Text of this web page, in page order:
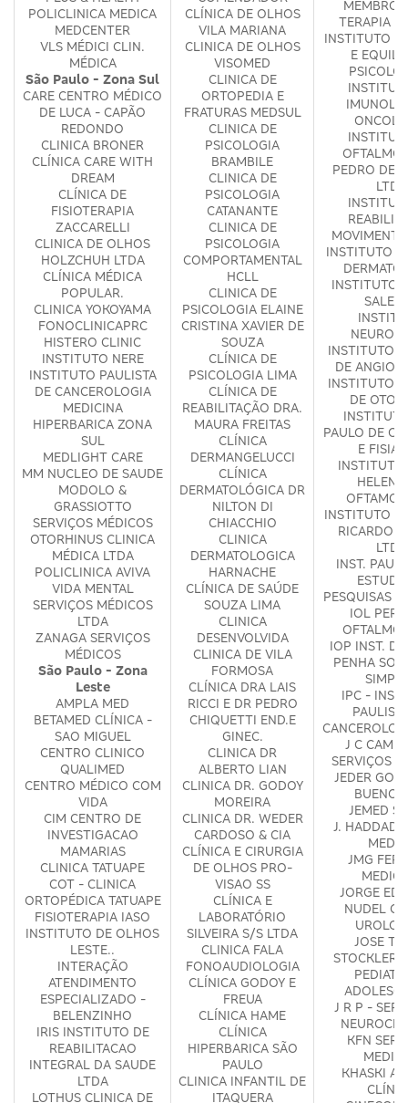
POLICLINICA MEDICA
MEDCENTER
VLS MÉDICI CLIN.
MÉDICA
São Paulo - Zona Sul
CARE CENTRO MÉDICO
DE LUCA - CAPÃO
REDONDO
CLINICA BRONER
CLÍNICA CARE WITH
DREAM
CLÍNICA DE
FISIOTERAPIA
ZACCARELLI
CLINICA DE OLHOS
HOLZCHUH LTDA
CLÍNICA MÉDICA
POPULAR.
CLINICA YOKOYAMA
FONOCLINICAPRC
HISTERO CLINIC
INSTITUTO NERE
INSTITUTO PAULISTA
DE CANCEROLOGIA
MEDICINA
HIPERBARICA ZONA
SUL
MEDLIGHT CARE
MM NUCLEO DE SAUDE
MODOLO &
GRASSIOTTO
SERVIÇOS MÉDICOS
OTORHINUS CLINICA
MÉDICA LTDA
POLICLINICA AVIVA
VIDA MENTAL
SERVIÇOS MÉDICOS
LTDA
ZANAGA SERVIÇOS
MÉDICOS
São Paulo - Zona
Leste
AMPLA MED
BETAMED CLÍNICA -
SAO MIGUEL
CENTRO CLINICO
QUALIMED
CENTRO MÉDICO COM
VIDA
CIM CENTRO DE
INVESTIGACAO
MAMARIAS
CLINICA TATUAPE
COT - CLINICA
ORTOPÉDICA TATUAPE
FISIOTERAPIA IASO
INSTITUTO DE OLHOS
LESTE..
INTERAÇÃO
ATENDIMENTO
ESPECIALIZADO -
BELENZINHO
IRIS INSTITUTO DE
REABILITACAO
INTEGRAL DA SAUDE
LTDA
LOTHUS CLINICA DE
CLÍNICA DE OLHOS
VILA MARIANA
CLINICA DE OLHOS
VISOMED
CLINICA DE
ORTOPEDIA E
FRATURAS MEDSUL
CLINICA DE
PSICOLOGIA
BRAMBILE
CLINICA DE
PSICOLOGIA
CATANANTE
CLINICA DE
PSICOLOGIA
COMPORTAMENTAL
HCLL
CLINICA DE
PSICOLOGIA ELAINE
CRISTINA XAVIER DE
SOUZA
CLÍNICA DE
PSICOLOGIA LIMA
CLÍNICA DE
REABILITAÇÃO DRA.
MAURA FREITAS
CLÍNICA
DERMANGELUCCI
CLÍNICA
DERMATOLÓGICA DR
NILTON DI
CHIACCHIO
CLINICA
DERMATOLOGICA
HARNACHE
CLÍNICA DE SAÚDE
SOUZA LIMA
CLINICA
DESENVOLVIDA
CLINICA DE VILA
FORMOSA
CLÍNICA DRA LAIS
RICCI E DR PEDRO
CHIQUETTI END.E
GINEC.
CLINICA DR
ALBERTO LIAN
CLINICA DR. GODOY
MOREIRA
CLINICA DR. WEDER
CARDOSO & CIA
CLÍNICA E CIRURGIA
DE OLHOS PRO-
VISAO SS
CLÍNICA E
LABORATÓRIO
SILVEIRA S/S LTDA
CLINICA FALA
FONOAUDIOLOGIA
CLÍNICA GODOY E
FREUA
CLÍNICA HAME
CLÍNICA
HIPERBARICA SÃO
PAULO
CLINICA INFANTIL DE
ITAQUERA
MEMBRO
TERAPIA
INSTITUTO
E
PEDRO DE
LTDA
INSTITUTO
INSTITUTO
INSTITUTO
DE
INSTITUTO
DE
PAULO DE
E
INSTITUTO
INSTITUTO
RICARDO
LTDA
INST.
PESQUISAS
IOL
IOP INST.
PENHA
IPC -
J C
SERVIÇOS
JEDER
BUENO
JEMED
J. HADDAD
JMG
JORGE
NUDEL
JOSE
STOCKLER
J R P -
KFN
KHASKI